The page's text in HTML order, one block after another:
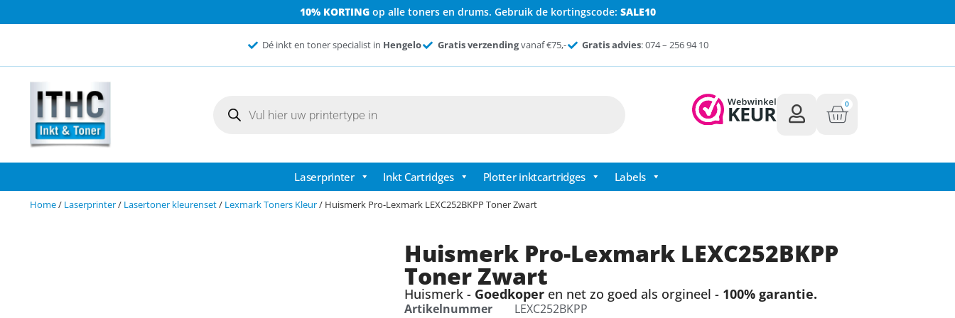
10% KORTINGop alle toners en drums. Gebruik de kortingscode: SALE10
Dé inkt en toner specialist in Hengelo Gratis verzendingvanaf €75,- Gratis advies: 074 – 256 94 10
0
Laserprinter Inkt Cartridges Plotter inktcartridges Labels
Home/ Laserprinter/ Lasertoner kleurenset/ Lexmark Toners Kleur/ Huismerk Pro-Lexmark LEXC252BKPP Toner Zwart
Huismerk Pro-Lexmark LEXC252BKPP
Toner Zwart
Huismerk - Goedkoperen net zo goed als orgineel - 100% garantie.
Artikelnummer
LEXC252BKPP